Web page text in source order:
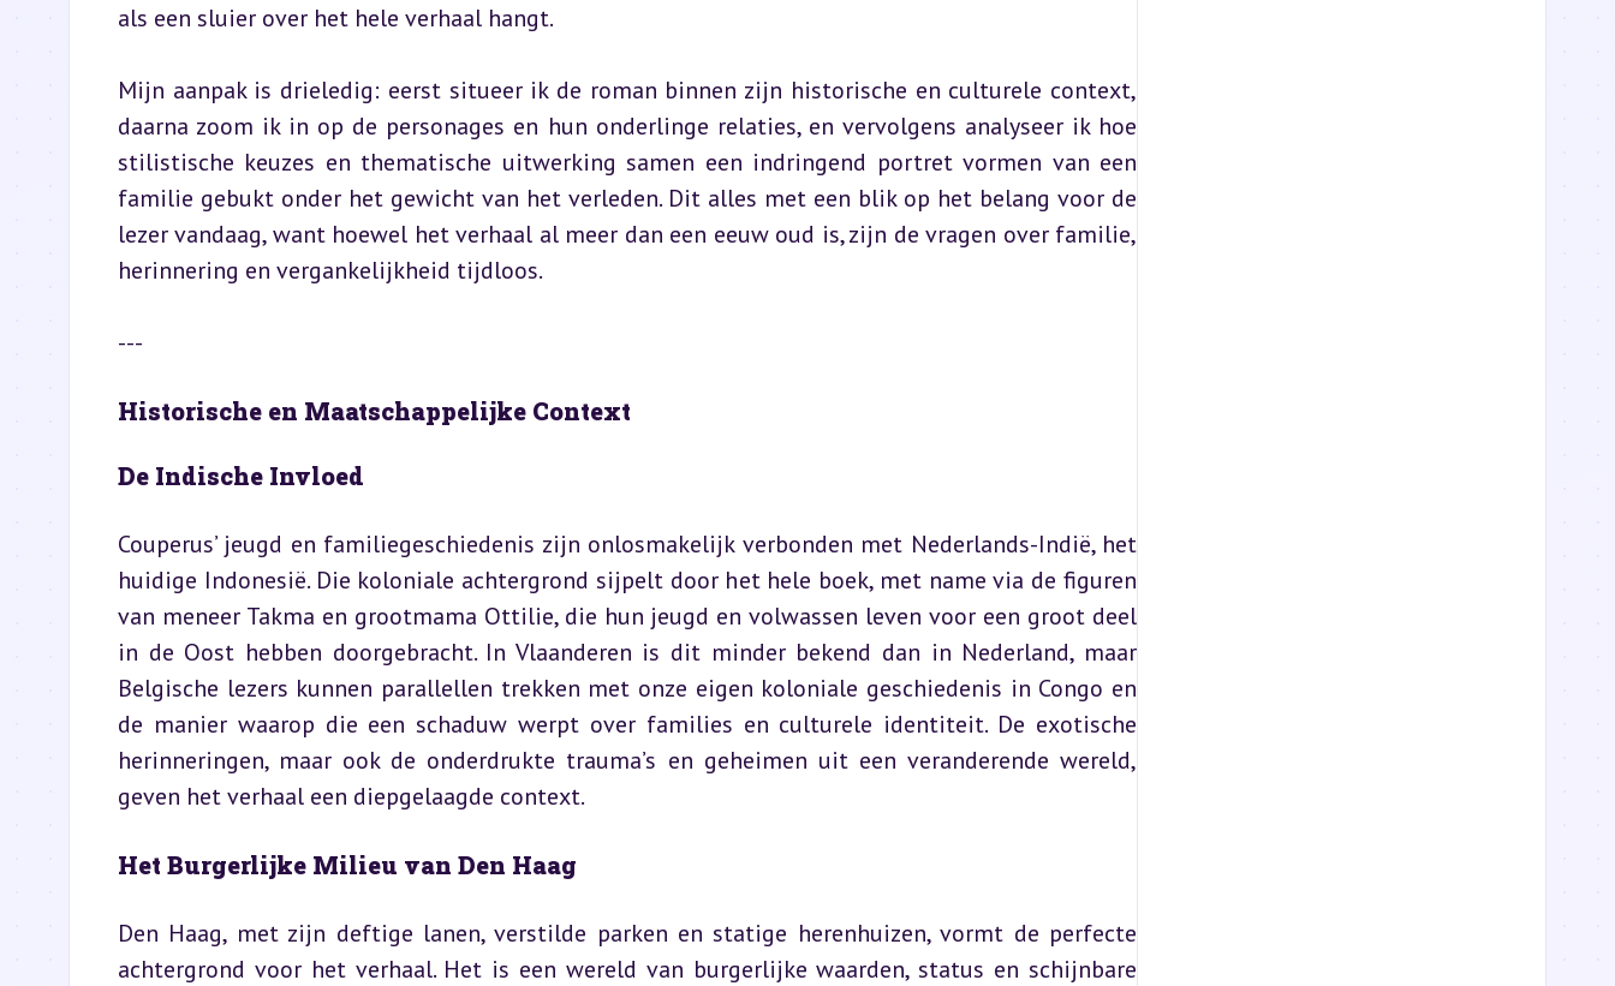
als een sluier over het hele verhaal hangt.
Mijn aanpak is drieledig: eerst situeer ik de roman binnen zijn historische en culturele context,
daarna zoom ik in op de personages en hun onderlinge relaties, en vervolgens analyseer ik hoe
stilistische keuzes en thematische uitwerking samen een indringend portret vormen van een
familie gebukt onder het gewicht van het verleden. Dit alles met een blik op het belang voor de
lezer vandaag, want hoewel het verhaal al meer dan een eeuw oud is, zijn de vragen over familie,
herinnering en vergankelijkheid tijdloos.
---
Historische en Maatschappelijke Context
De Indische Invloed
Couperus’ jeugd en familiegeschiedenis zijn onlosmakelijk verbonden met Nederlands-Indië, het
huidige Indonesië. Die koloniale achtergrond sijpelt door het hele boek, met name via de figuren
van meneer Takma en grootmama Ottilie, die hun jeugd en volwassen leven voor een groot deel
in de Oost hebben doorgebracht. In Vlaanderen is dit minder bekend dan in Nederland, maar
Belgische lezers kunnen parallellen trekken met onze eigen koloniale geschiedenis in Congo en
de manier waarop die een schaduw werpt over families en culturele identiteit. De exotische
herinneringen, maar ook de onderdrukte trauma’s en geheimen uit een veranderende wereld,
geven het verhaal een diepgelaagde context.
Het Burgerlijke Milieu van Den Haag
Den Haag, met zijn deftige lanen, verstilde parken en statige herenhuizen, vormt de perfecte
achtergrond voor het verhaal. Het is een wereld van burgerlijke waarden, status en schijnbare